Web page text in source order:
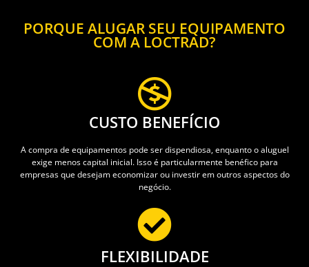
PORQUE ALUGAR SEU EQUIPAMENTO
COM A LOCTRAD?
CUSTO BENEFÍCIO
A compra de equipamentos pode ser dispendiosa, enquanto o aluguel
exige menos capital inicial. Isso é particularmente benéfico para
empresas que desejam economizar ou investir em outros aspectos do
negócio.
FLEXIBILIDADE